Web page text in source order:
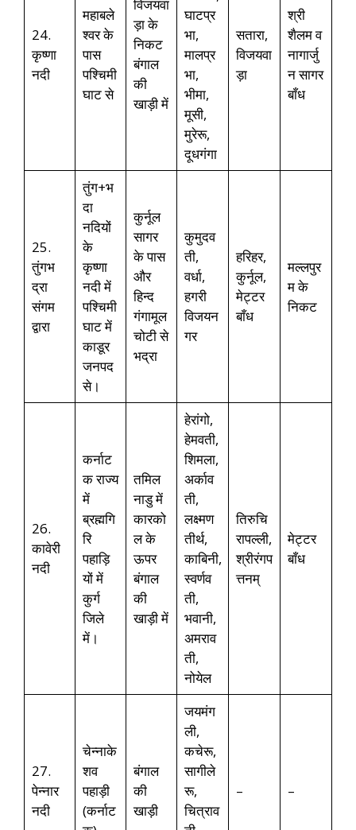
24.
कृष्णा
नदी
महाबले
श्वर के
पास
पश्चिमी
घाट से
विजयवा
ड़ा के
निकट
बंगाल
की
खाड़ी में
घाटप्र
भा,
मालप्र
भा,
भीमा,
मूसी,
मुरेरू,
दूधगंगा
सतारा,
विजयवा
ड़ा
श्री
शैलम व
नागार्जु
न सागर
बाँध
25.
तुंगभ
द्रा
संगम
द्वारा
तुंग+भ
दा
नदियों
के
कृष्णा
नदी में
पश्चिमी
घाट में
काडूर
जनपद
से।
कुर्नूल
सागर
के पास
और
हिन्द
गंगामूल
चोटी से
भद्रा
कुमुदव
ती,
वर्धा,
हगरी
विजयन
गर
हरिहर,
कुर्नूल,
मेट्टर
बाँध
मल्लपुर
म के
निकट
26.
कावेरी
नदी
कर्नाट
क राज्य
में
ब्रह्मगि
रि
पहाड़ि
यों में
कुर्ग
जिले
में।
तमिल
नाडु में
कारको
ल के
ऊपर
बंगाल
की
खाड़ी में
हेरांगो,
हेमवती,
शिमला,
अर्काव
ती,
लक्ष्मण
तीर्थ,
काबिनी,
स्वर्णव
ती,
भवानी,
अमराव
ती,
नोयेल
तिरुचि
रापल्ली,
श्रीरंगप
त्तनम्
मेट्टर
बाँध
27.
पेन्नार
नदी
चेन्नाके
शव
पहाड़ी
(कर्नाट
बंगाल
की
खाड़ी
जयमंग
ली,
कचेरू,
सागीले
रू,
चित्राव
– –